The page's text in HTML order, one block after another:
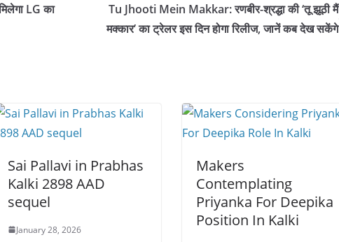
LG का
Tu Jhooti Mein Makkar: रणबीर-श्रद्धा की ‘तू झूठी मैं
मक्कार’ का ट्रेलर इस दिन होगा रिलीज, जानें कब देख सकेंगे
Sai Pallavi in Prabhas
Kalki 2898 AAD
sequel
January 28, 2026
Makers
Contemplating
Priyanka For Deepika
Position In Kalki